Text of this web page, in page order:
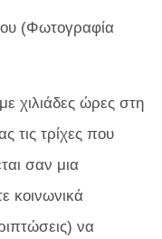
(Φωτογραφία
χιλιάδες ώρες στη
τις τρίχες που
σαν μια
κοινωνικά
να